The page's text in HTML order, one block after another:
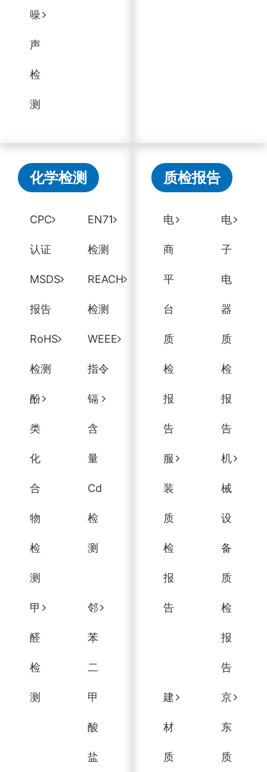
噪
声
检
测
化学检测
CPC
认证
EN71
检测
MSDS
报告
REACH
检测
RoHS
检测
WEEE
指令
酚
类
化
合
物
检
测
镉
含
量
Cd
检
测
甲
醛
检
测
邻
苯
二
甲
酸
盐
质检报告
电
商
平
台
质
检
报
告
电
子
电
器
质
检
报
告
服
装
质
检
报
告
机
械
设
备
质
检
报
告
建
材
质
京
东
质